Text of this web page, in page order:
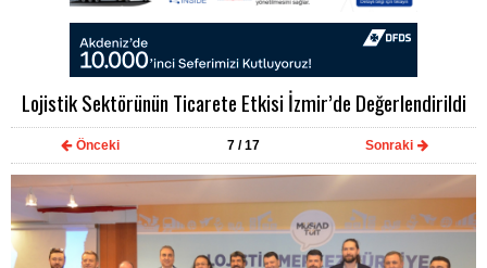
Lojistik Sektörünün Ticarete Etkisi İzmir’de Değerlendirildi
Önceki 7/ 17 Sonraki